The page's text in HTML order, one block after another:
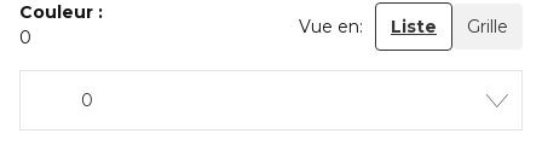
Couleur
0
Vue en: Liste Grille
0